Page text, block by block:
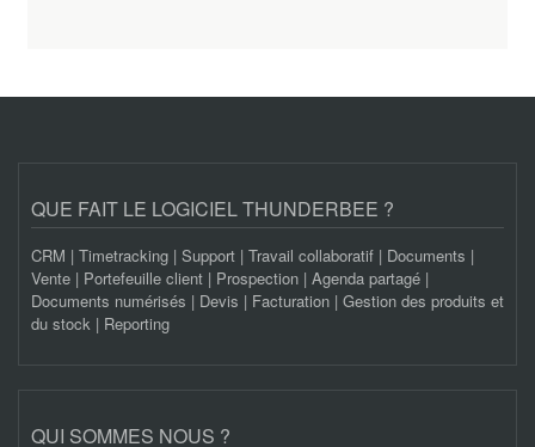
QUE FAIT LE LOGICIEL THUNDERBEE ?
CRM | Timetracking | Support | Travail collaboratif | Documents |
Vente | Portefeuille client | Prospection | Agenda partagé |
Documents numérisés | Devis | Facturation | Gestion des produits et
du stock | Reporting
QUI SOMMES NOUS ?